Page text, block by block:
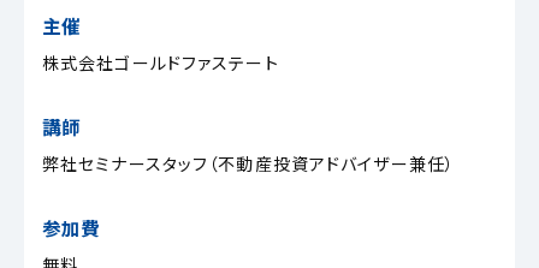
主催
株式会社ゴールドファステート
講師
弊社セミナースタッフ（不動産投資アドバイザー兼任）
参加費